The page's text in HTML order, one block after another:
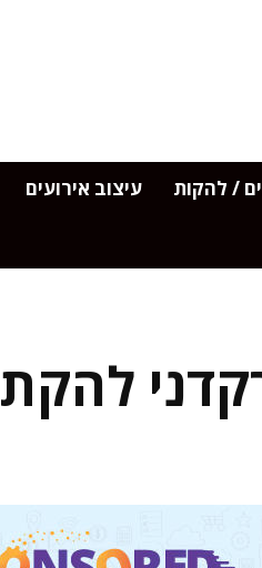
/ להקות עיצוב אירועים
להקת